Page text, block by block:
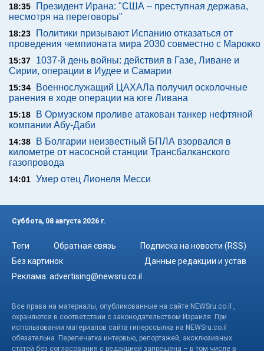
18:35
Президент Ирана: "США – преступная держава,
несмотря на переговоры"
18:23
Политики призывают Испанию отказаться от
проведения чемпионата мира 2030 совместно с Марокко
15:37
1037-й день войны: действия в Газе, Ливане и
Сирии, операции в Иудее и Самарии
15:34
Военнослужащий ЦАХАЛа получил осколочные
ранения в ходе операции на юге Ливана
15:18
В Ормузском проливе атакован танкер нефтяной
компании Абу-Даби
14:38
В Болгарии неизвестный БПЛА взорвался в
километре от насосной станции Трансбалканского
газопровода
14:01 Умер отец Лионеля Месси
Суббота, 08 августа 2026 г.
Теги Обратная связь
Подписка на новости (RSS)
Без картинок
Данные редакции и устав
Реклама: advertising@newsru.co.il
Все права на материалы, опубликованные на сайте NEWSru.co.il ,
охраняются в соответствии с законодательством Израиля. При
использовании материалов сайта гиперссылка на NEWSru.co.il
обязательна. Перепечатка интервью, репортажей, эксклюзивных
статей без согласования с редакцией запрещена – в том числе в